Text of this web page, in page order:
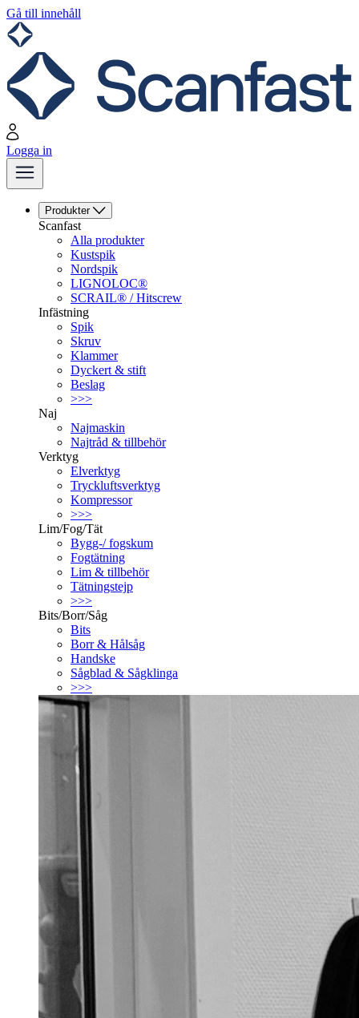
Gå till innehåll
Logga in
Produkter
Scanfast
Alla produkter
Kustspik
Nordspik
LIGNOLOC®
SCRAIL® / Hitscrew
Infästning
Spik
Skruv
Klammer
Dyckert & stift
Beslag
>>>
Naj
Najmaskin
Najtråd & tillbehör
Verktyg
Elverktyg
Tryckluftsverktyg
Kompressor
>>>
Lim/Fog/Tät
Bygg-/ fogskum
Fogtätning
Lim & tillbehör
Tätningstejp
>>>
Bits/Borr/Såg
Bits
Borr & Hålsåg
Handske
Sågblad & Sågklinga
>>>